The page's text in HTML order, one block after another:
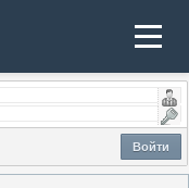
Войти